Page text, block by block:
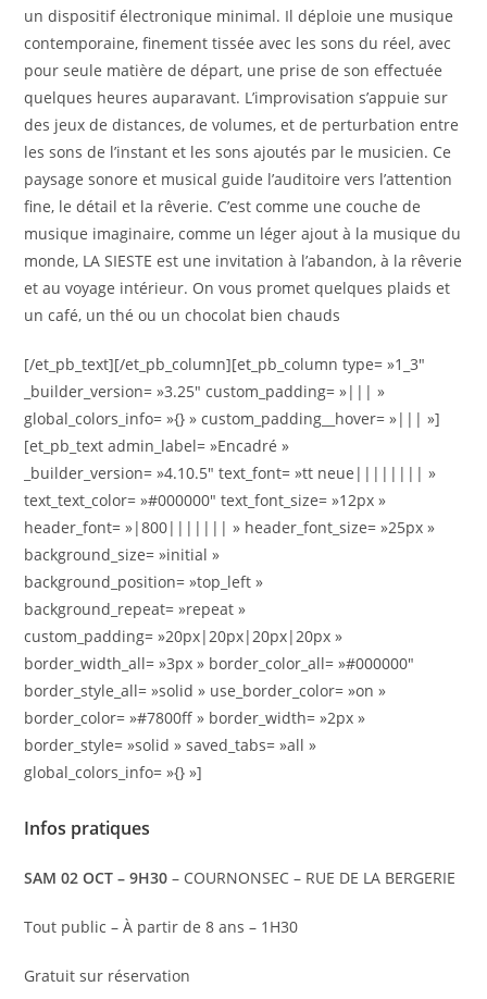
un dispositif électronique minimal. Il déploie une musique
contemporaine, finement tissée avec les sons du réel, avec
pour seule matière de départ, une prise de son effectuée
quelques heures auparavant. L’improvisation s’appuie sur
des jeux de distances, de volumes, et de perturbation entre
les sons de l’instant et les sons ajoutés par le musicien. Ce
paysage sonore et musical guide l’auditoire vers l’attention
fine, le détail et la rêverie. C’est comme une couche de
musique imaginaire, comme un léger ajout à la musique du
monde, LA SIESTE est une invitation à l’abandon, à la rêverie
et au voyage intérieur. On vous promet quelques plaids et
un café, un thé ou un chocolat bien chauds
[/et_pb_text][/et_pb_column][et_pb_column type= »1_3″
_builder_version= »3.25″ custom_padding= »||| »
global_colors_info= »{} » custom_padding__hover= »||| »]
[et_pb_text admin_label= »Encadré »
_builder_version= »4.10.5″ text_font= »tt neue|||||||| »
text_text_color= »#000000″ text_font_size= »12px »
header_font= »|800||||||| » header_font_size= »25px »
background_size= »initial »
background_position= »top_left »
background_repeat= »repeat »
custom_padding= »20px|20px|20px|20px »
border_width_all= »3px » border_color_all= »#000000″
border_style_all= »solid » use_border_color= »on »
border_color= »#7800ff » border_width= »2px »
border_style= »solid » saved_tabs= »all »
global_colors_info= »{} »]
Infos pratiques
SAM 02 OCT – 9H30 – COURNONSEC – RUE DE LA BERGERIE
Tout public – À partir de 8 ans – 1H30
Gratuit sur réservation